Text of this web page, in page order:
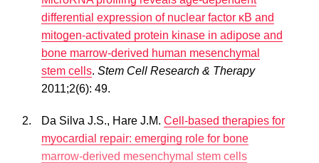
differential expression of nuclear factor κB and
mitogen-activated protein kinase in adipose and
bone marrow-derived human mesenchymal
stem cells. Stem Cell Research & Therapy
2011;2(6): 49.
Da Silva J.S., Hare J.M. Cell-based therapies for
myocardial repair: emerging role for bone
marrow-derived mesenchymal stem cells